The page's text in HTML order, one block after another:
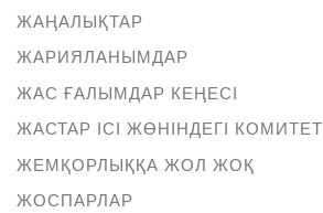
ЖАҢАЛЫҚТАР
ЖАРИЯЛАНЫМДАР
ЖАС ҒАЛЫМДАР КЕҢЕСІ
ЖАСТАР ІСІ ЖӨНІНДЕГІ КОМИТЕТ
ЖЕМҚОРЛЫҚҚА ЖОЛ ЖОҚ
ЖОСПАРЛАР